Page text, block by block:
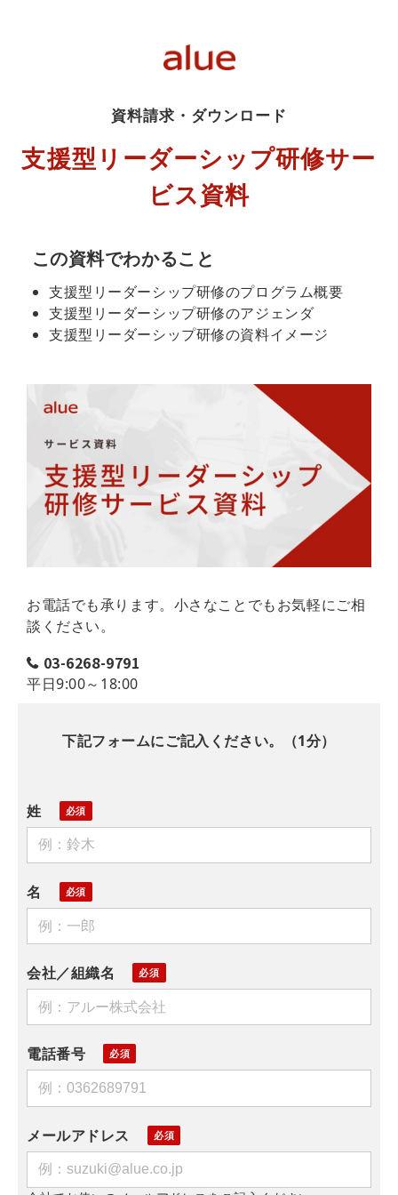
資料請求・ダウンロード
支援型リーダーシップ研修サー
ビス資料
この資料でわかること
支援型リーダーシップ研修のプログラム概要
支援型リーダーシップ研修のアジェンダ
支援型リーダーシップ研修の資料イメージ
お電話でも承ります。小さなことでもお気軽にご相
談ください。
03-6268-9791
平日9:00～18:00
下記フォームにご記入ください。（1分）
姓
名
会社／組織名
電話番号
メールアドレス